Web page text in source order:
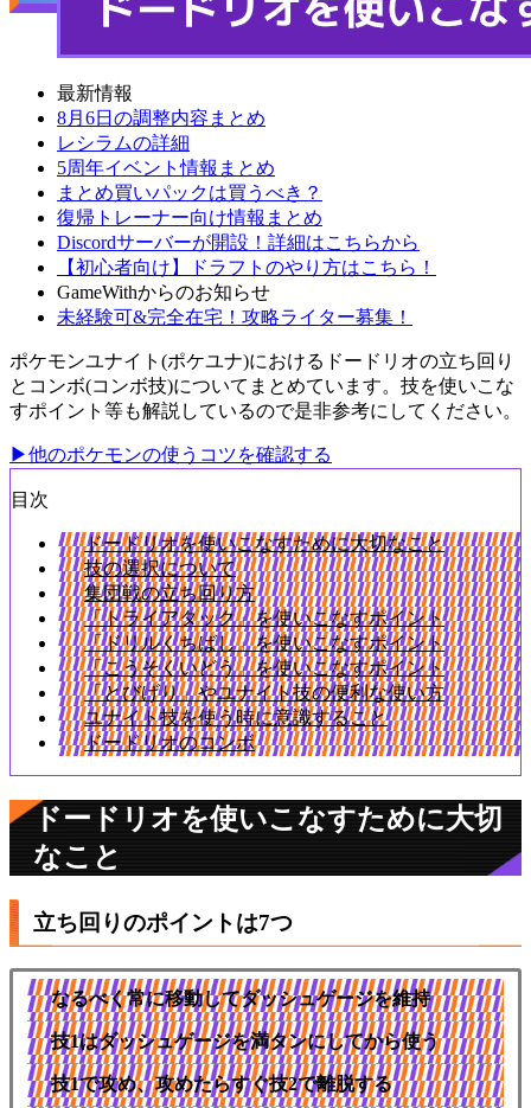
最新情報
8月6日の調整内容まとめ
レシラムの詳細
5周年イベント情報まとめ
まとめ買いパックは買うべき？
復帰トレーナー向け情報まとめ
Discordサーバーが開設！詳細はこちらから
【初心者向け】ドラフトのやり方はこちら！
GameWithからのお知らせ
未経験可&完全在宅！攻略ライター募集！
ポケモンユナイト(ポケユナ)におけるドードリオの立ち回り
とコンボ(コンボ技)についてまとめています。技を使いこな
すポイント等も解説しているので是非参考にしてください。
▶他のポケモンの使うコツを確認する
目次
ドードリオを使いこなすために大切なこと
技の選択について
集団戦の立ち回り方
「トライアタック」を使いこなすポイント
「ドリルくちばし」を使いこなすポイント
「こうそくいどう」を使いこなすポイント
「とびげり」やユナイト技の便利な使い方
ユナイト技を使う時に意識すること
ドードリオのコンボ
ドードリオを使いこなすために大切
なこと
立ち回りのポイントは7つ
なるべく常に移動してダッシュゲージを維持
技1はダッシュゲージを満タンにしてから使う
技1で攻め、攻めたらすぐ技2で離脱する